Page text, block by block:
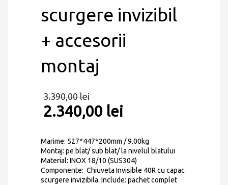
scurgere invizibil
+ accesorii
montaj
3.390,00lei
2.340,00 lei
Marime: 527*447*200mm / 9.00kg
Montaj: pe blat/ sub blat/ la nivelul blatului
Material: INOX 18/10 (SUS304)
Componente: Chiuveta Invisible 40R cu capac
scurgere invizibila. Include: pachet complet